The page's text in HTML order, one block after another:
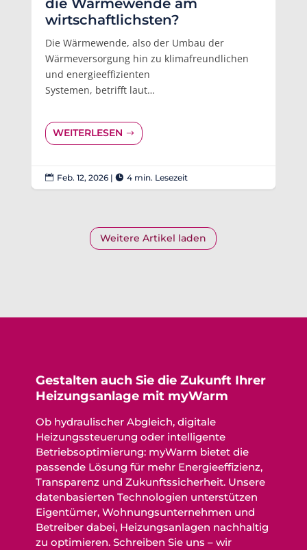
die Wärmewende am
wirtschaftlichsten?
Die Wärmewende, also der Umbau der
Wärmeversorgung hin zu klimafreundlichen
und energieeffizienten
Systemen, betrifft laut…
WEITERLESEN
 Feb. 12, 2026|  4 min. Lesezeit
Weitere Artikel laden
Gestalten auch Sie die Zukunft Ihrer
Heizungsanlage mit myWarm
Ob hydraulischer Abgleich, digitale
Heizungssteuerung oder intelligente
Betriebsoptimierung: myWarm bietet die
passende Lösung für mehr Energieeffizienz,
Transparenz und Zukunftssicherheit. Unsere
datenbasierten Technologien unterstützen
Eigentümer, Wohnungsunternehmen und
Betreiber dabei, Heizungsanlagen nachhaltig
zu optimieren. Schreiben Sie uns – wir